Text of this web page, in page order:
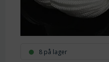
8 på lager